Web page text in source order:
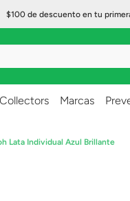
$100 de descuento en tu
Collectors Marcas
Lata Individual Azul Brillante